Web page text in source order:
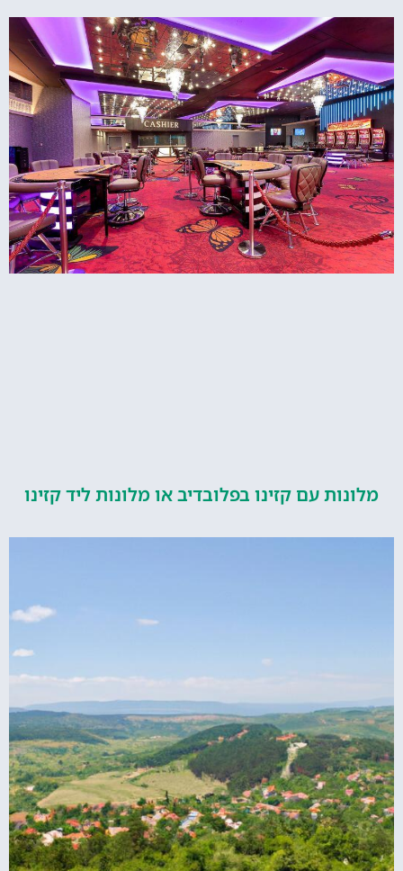
עם קזינו בפלובדיב או מלונות ליד קזינו